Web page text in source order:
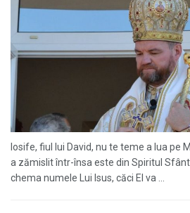
Iosife, fiul lui David, nu te teme a lua pe
a zămislit într-însa este din Spiritul
chema numele Lui Isus, căci El va ...